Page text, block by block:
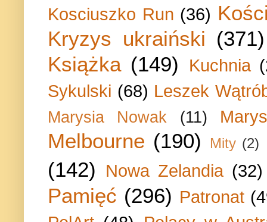
Kosciuszko Run (36)
Kryzys ukraiński (371)
Książka (149) Kuchnia
Sykulski (68) Leszek
Marysia Nowak (11)
Melbourne (190) Mity (2)
(142) Nowa Zelandia (32)
Pamięć (296) Patronat